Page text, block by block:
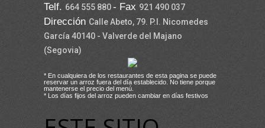
Telf. 664 555 880- Fax 921 490 037
Dirección Calle Abeto, 79. P.I. Nicomedes
García 40140 - Valverde del Majano
(Segovia)
* En cualquiera de los restaurantes de esta pagina se puede
reservar un arroz fuera del día establecido. No tiene porque
mantenerse el precio del menú.
* Los días fijos del arroz pueden cambiar en días festivos